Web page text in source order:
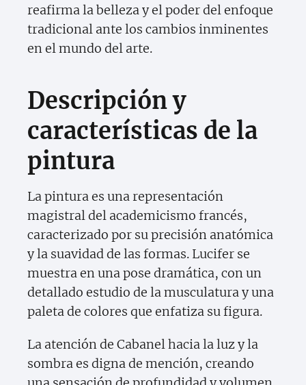
reafirma la belleza y el poder del enfoque
tradicional ante los cambios inminentes
en el mundo del arte.
Descripción y
características de la
pintura
La pintura es una representación
magistral del academicismo francés,
caracterizado por su precisión anatómica
y la suavidad de las formas. Lucifer se
muestra en una pose dramática, con un
detallado estudio de la musculatura y una
paleta de colores que enfatiza su figura.
La atención de Cabanel hacia la luz y la
sombra es digna de mención, creando